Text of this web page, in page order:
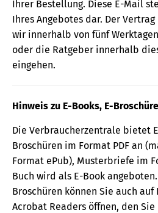
Ihrer Bestellung. Diese E-Mail
Ihres Angebotes dar. Der
wir innerhalb von fünf
oder die Ratgeber innerhalb
eingehen.
Hinweis zu E-Books, E-
Die Verbraucherzentrale bietet
Broschüren im Format PDF an
Format ePub), Musterbriefe im
Buch wird als E-Book
Broschüren können Sie auch
Acrobat Readers öffnen, den